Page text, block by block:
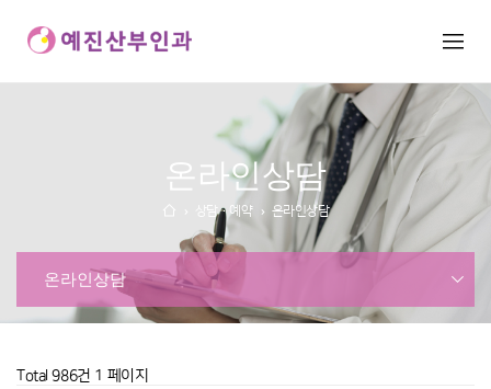
온라인상담
온라인상담
상담·예약 온라인상담
Total 986건 1 페이지